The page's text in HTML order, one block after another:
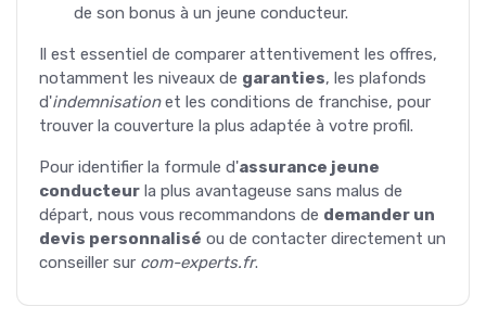
de son bonus à un jeune conducteur.
Il est essentiel de comparer attentivement les offres,
notamment les niveaux de garanties, les plafonds
d'indemnisationet les conditions de franchise, pour
trouver la couverture la plus adaptée à votre profil.
Pour identifier la formule d'assurance jeune
conducteur la plus avantageuse sans malus de
départ, nous vous recommandons de demander un
devis personnalisé ou de contacter directement un
conseiller sur com-experts.fr.